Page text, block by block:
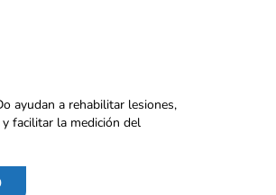
ayudan a rehabilitar lesiones,
facilitar la medición del